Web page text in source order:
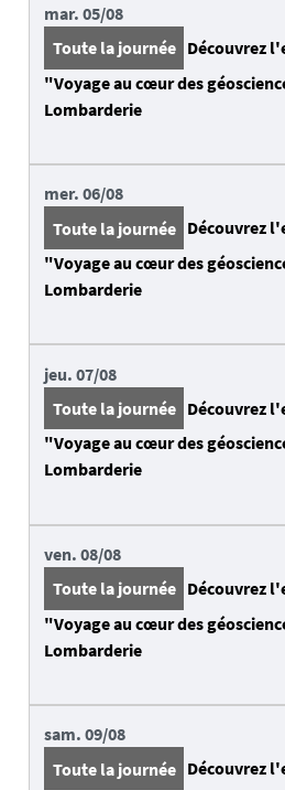
mar. 05/08
Toute la journée Découvrez
"Voyage au cœur des
Lombarderie
mer. 06/08
Toute la journée Découvrez
"Voyage au cœur des
Lombarderie
jeu. 07/08
Toute la journée Découvrez
"Voyage au cœur des
Lombarderie
ven. 08/08
Toute la journée Découvrez
"Voyage au cœur des
Lombarderie
sam. 09/08
Toute la journée Découvrez